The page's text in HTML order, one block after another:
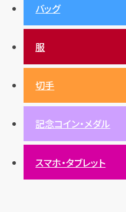
ティファニー
バッグ
ルビー 陶磁器・ガラス
金・貴金属TOP
プラチナ
銀・シルバー
バッグ
服
切手
記念コイン・メダル
スマホ・タブレット